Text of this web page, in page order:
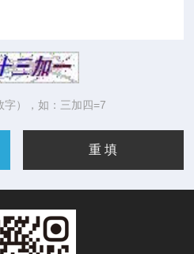
字），如：三加四=7